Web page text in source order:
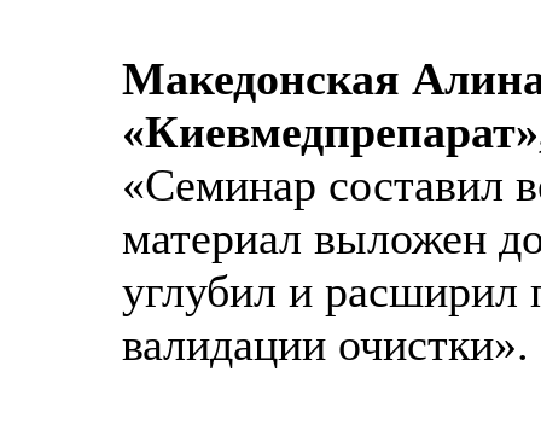
Македонская
«Семинар составил
материал выложен
углубил и расширил
валидации очистки».